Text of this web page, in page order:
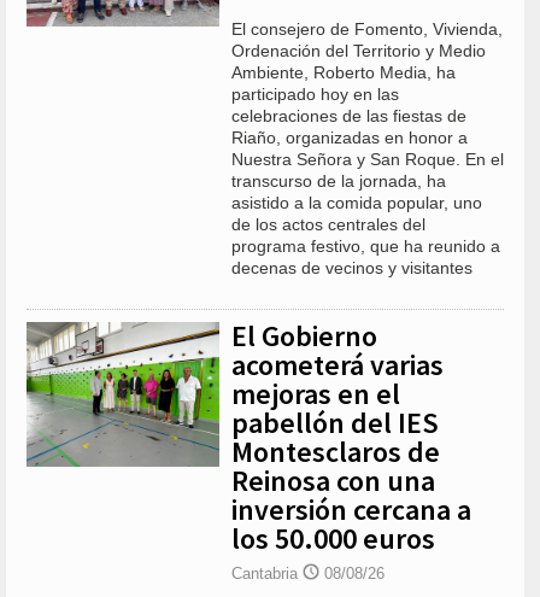
El consejero de Fomento, Vivienda,
Ordenación del Territorio y Medio
Ambiente, Roberto Media, ha
participado hoy en las
celebraciones de las fiestas de
Riaño, organizadas en honor a
Nuestra Señora y San Roque. En el
transcurso de la jornada, ha
asistido a la comida popular, uno
de los actos centrales del
programa festivo, que ha reunido a
decenas de vecinos y visitantes
El Gobierno
acometerá varias
mejoras en el
pabellón del IES
Montesclaros de
Reinosa con una
inversión cercana a
los 50.000 euros
Cantabria 08/08/26